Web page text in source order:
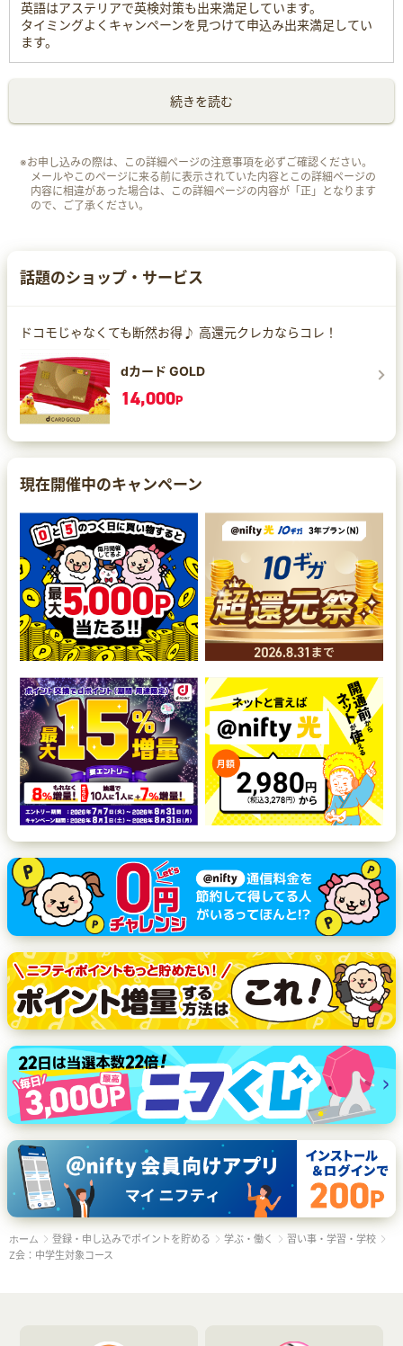
英語はアステリアで英検対策も出来満足しています。
タイミングよくキャンペーンを見つけて申込み出来満足してい
ます。
続きを読む
※お申し込みの際は、この詳細ページの注意事項を必ずご確認ください。
メールやこのページに来る前に表示されていた内容とこの詳細ページの
内容に相違があった場合は、この詳細ページの内容が「正」となります
ので、ご了承ください。
話題のショップ・サービス
ドコモじゃなくても断然お得♪ 高還元クレカならコレ！
dカード GOLD
14,000P
現在開催中のキャンペーン
ホーム 登録・申し込みでポイントを貯める 学ぶ・働く
習い事・学習・学校
Z会：中学生対象コース